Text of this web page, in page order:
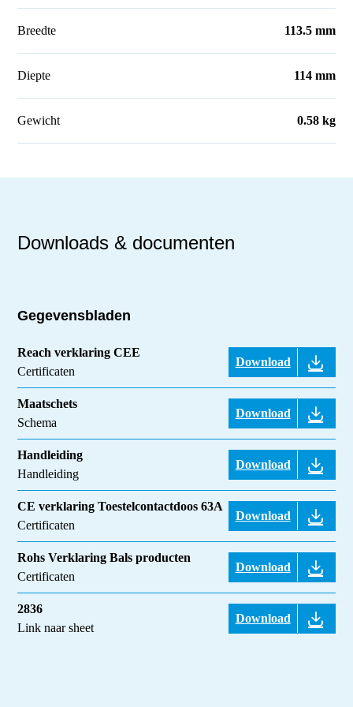
Breedte 113.5 mm
Diepte 114 mm
Gewicht 0.58 kg
Downloads & documenten
Gegevensbladen
Reach verklaring CEE
Certificaten
Download
Maatschets
Schema
Download
Handleiding
Handleiding
Download
CE verklaring Toestelcontactdoos 63A
Certificaten
Download
Rohs Verklaring Bals producten
Certificaten
Download
2836
Link naar sheet
Download